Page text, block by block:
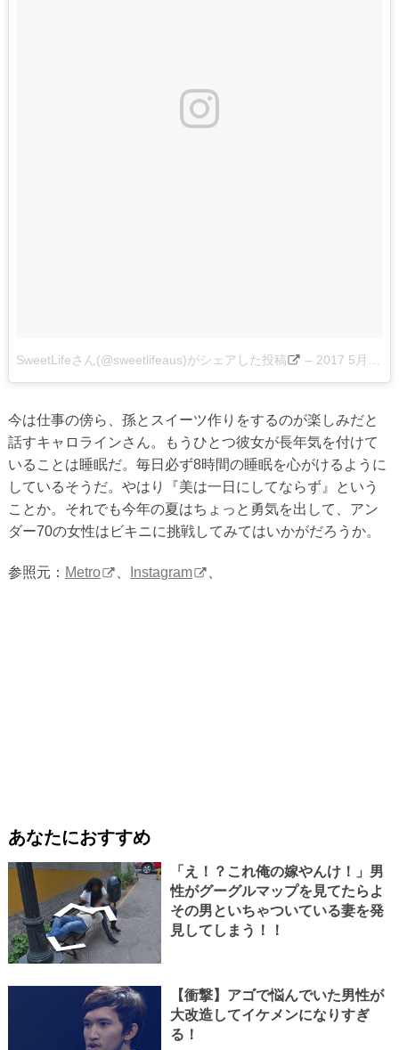
SweetLifeさん(@sweetlifeaus)がシェアした投稿 – 2017 5月 29 8:43午後 PDT
今は仕事の傍ら、孫とスイーツ作りをするのが楽しみだと
話すキャロラインさん。もうひとつ彼女が長年気を付けて
いることは睡眠だ。毎日必ず8時間の睡眠を心がけるように
しているそうだ。やはり『美は一日にしてならず』という
ことか。それでも今年の夏はちょっと勇気を出して、アン
ダー70の女性はビキニに挑戦してみてはいかがだろうか。
参照元： Metro Instagram
あなたにおすすめ
「え！？これ俺の嫁やんけ！」男
性がグーグルマップを見てたらよ
その男といちゃついている妻を発
見してしまう！！
【衝撃】アゴで悩んでいた男性が
大改造してイケメンになりすぎ
る！